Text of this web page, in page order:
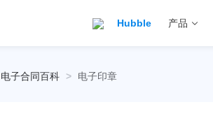
Hubble 产品
电子合同百科 > 电子印章